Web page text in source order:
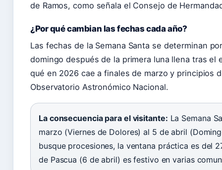
de Ramos, como señala el Consejo de
¿Por qué cambian las fechas cada año?
Las fechas de la Semana Santa se determinan
domingo después de la primera luna llena tras el
qué en 2026 cae a finales de marzo y principios
Observatorio Astronómico Nacional.
La consecuencia para el visitante: La Semana
marzo (Viernes de Dolores) al 5 de abril
busque procesiones, la ventana práctica es del
de Pascua (6 de abril) es festivo en varias